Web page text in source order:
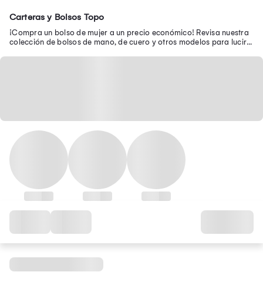
Carteras y Bolsos Topo
¡Compra un bolso de mujer a un precio económico! Revisa nuestra
colección de bolsos de mano, de cuero y otros modelos para lucir a